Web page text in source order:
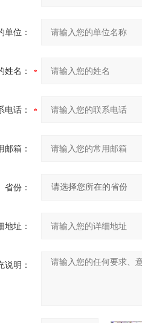
单位：
姓名：
电话：
邮箱：
省份：
地址：
说明：